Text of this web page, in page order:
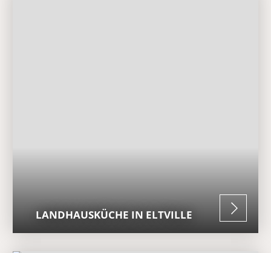
LANDHAUSKÜCHE IN ELTVILLE